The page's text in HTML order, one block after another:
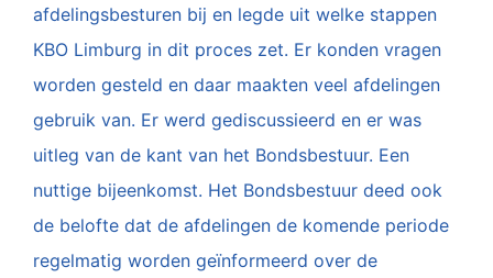
afdelingsbesturen bij en legde uit welke stappen
KBO Limburg in dit proces zet. Er konden vragen
worden gesteld en daar maakten veel afdelingen
gebruik van. Er werd gediscussieerd en er was
uitleg van de kant van het Bondsbestuur. Een
nuttige bijeenkomst. Het Bondsbestuur deed ook
de belofte dat de afdelingen de komende periode
regelmatig worden geïnformeerd over de